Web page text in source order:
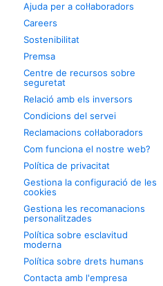
Ajuda per a col·laboradors
Careers
Sostenibilitat
Premsa
Centre de recursos sobre
seguretat
Relació amb els inversors
Condicions del servei
Reclamacions col·laboradors
Com funciona el nostre web?
Política de privacitat
Gestiona la configuració de les
cookies
Gestiona les recomanacions
personalitzades
Política sobre esclavitud
moderna
Política sobre drets humans
Contacta amb l'empresa